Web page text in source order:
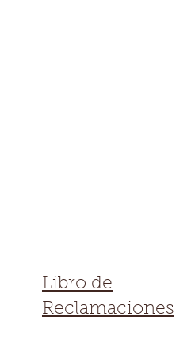
Libro de
Reclamaciones